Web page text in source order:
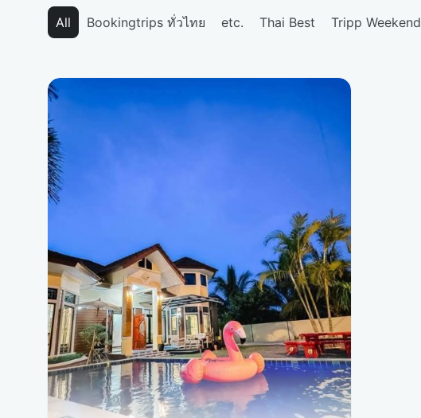
All Bookingtrips ทั่วไทย etc. Thai Best Tripp Weekend